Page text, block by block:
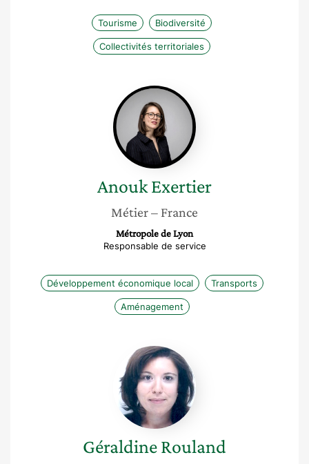
Tourisme Biodiversité
Collectivités territoriales
Anouk
Exertier
AnoukExertier
Métier– France
Métropole de Lyon
Responsable de service
Développement économique local Transports
Aménagement
Géraldine
Rouland
GéraldineRouland